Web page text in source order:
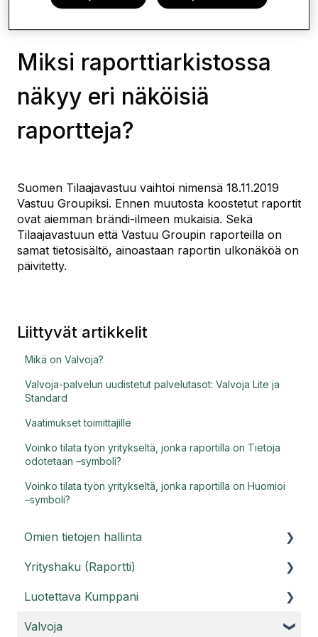
Miksi raporttiarkistossa
näkyy eri näköisiä
raportteja?
Suomen Tilaajavastuu vaihtoi nimensä 18.11.2019
Vastuu Groupiksi. Ennen muutosta koostetut raportit
ovat aiemman brändi-ilmeen mukaisia. Sekä
Tilaajavastuun että Vastuu Groupin raporteilla on
samat tietosisältö, ainoastaan raportin ulkonäköä on
päivitetty.
Liittyvät artikkelit
Mikä on Valvoja?
Valvoja-palvelun uudistetut palvelutasot: Valvoja Lite ja
Standard
Vaatimukset toimittajille
Voinko tilata työn yritykseltä, jonka raportilla on Tietoja
odotetaan –symboli?
Voinko tilata työn yritykseltä, jonka raportilla on Huomioi
–symboli?
Omien tietojen hallinta
Asiakasportaali
Käyttäjätunnukset
Usein kysyttyä tilistä
Yrityshaku (Raportti)
Raporttihaku ja Raportti PRO
Usein kysyttyä Raportti-palvelusta
Luotettava Kumppani
Luotettava Kumppani -palvelu
Valvoja